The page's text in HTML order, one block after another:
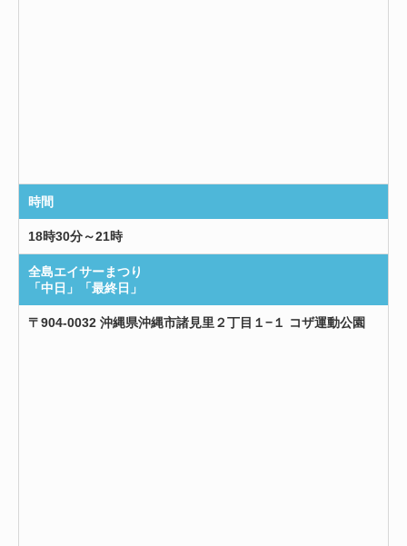
時間
18時30分～21時
全島エイサーまつり
「中日」「最終日」
〒904-0032 沖縄県沖縄市諸見里２丁目１−１ コザ運動公園